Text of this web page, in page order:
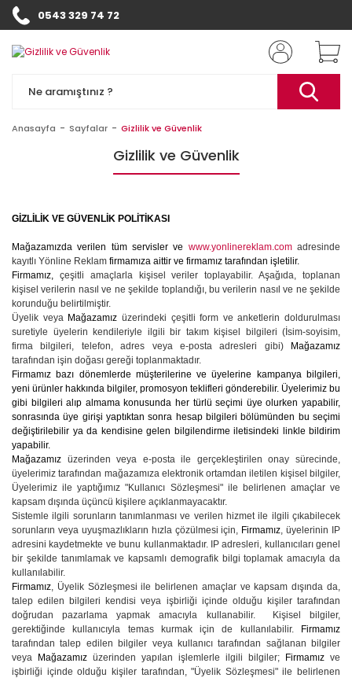
0543 329 74 72
Anasayfa Sayfalar Gizlilik ve Güvenlik
Gizlilik ve Güvenlik
GİZLİLİK VE GÜVENLİK POLİTİKASI
Mağazamızda verilen tüm servisler ve www.yonlinereklam.com adresinde
kayıtlı Yönline Reklam firmamıza aittir ve firmamız tarafından işletilir.
Firmamız, çeşitli amaçlarla kişisel veriler toplayabilir. Aşağıda, toplanan
kişisel verilerin nasıl ve ne şekilde toplandığı, bu verilerin nasıl ve ne şekilde
korunduğu belirtilmiştir.
Üyelik veya Mağazamız üzerindeki çeşitli form ve anketlerin doldurulması
suretiyle üyelerin kendileriyle ilgili bir takım kişisel bilgileri (İsim-soyisim,
firma bilgileri, telefon, adres veya e-posta adresleri gibi)
Mağazamız
tarafından işin doğası gereği toplanmaktadır.
Firmamız bazı dönemlerde müşterilerine ve üyelerine kampanya bilgileri,
yeni ürünler hakkında bilgiler, promosyon teklifleri gönderebilir. Üyelerimiz bu
gibi bilgileri alıp almama konusunda her türlü seçimi üye olurken yapabilir,
sonrasında üye girişi yaptıktan sonra hesap bilgileri bölümünden bu seçimi
değiştirilebilir ya da kendisine gelen bilgilendirme iletisindeki linkle bildirim
yapabilir.
Mağazamız üzerinden veya e-posta ile gerçekleştirilen onay sürecinde,
üyelerimiz tarafından mağazamıza elektronik ortamdan iletilen kişisel bilgiler,
Üyelerimiz ile yaptığımız "Kullanıcı Sözleşmesi" ile belirlenen amaçlar ve
kapsam dışında üçüncü kişilere açıklanmayacaktır.
Sistemle ilgili sorunların tanımlanması ve verilen hizmet ile ilgili çıkabilecek
sorunların veya uyuşmazlıkların hızla çözülmesi için, Firmamız, üyelerinin IP
adresini kaydetmekte ve bunu kullanmaktadır. IP adresleri, kullanıcıları genel
bir şekilde tanımlamak ve kapsamlı demografik bilgi toplamak amacıyla da
kullanılabilir.
Firmamız, Üyelik Sözleşmesi ile belirlenen amaçlar ve kapsam dışında da,
talep edilen bilgileri kendisi veya işbirliği içinde olduğu kişiler tarafından
doğrudan pazarlama yapmak amacıyla kullanabilir. Kişisel bilgiler,
gerektiğinde kullanıcıyla temas kurmak için de kullanılabilir.
Firmamız
tarafından talep edilen bilgiler veya kullanıcı tarafından sağlanan bilgiler
veya
Mağazamız üzerinden yapılan işlemlerle ilgili bilgiler; Firmamız ve
işbirliği içinde olduğu kişiler tarafından, "Üyelik Sözleşmesi" ile belirlenen